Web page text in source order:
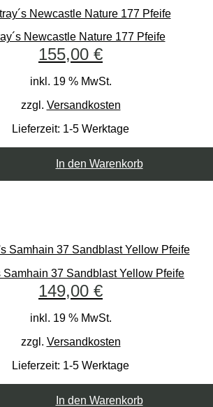
Newcastle Nature 177 Pfeife
155,00 €
inkl. 19 % MwSt.
zzgl. Versandkosten
Lieferzeit: 1-5 Werktage
In den Warenkorb
Samhain 37 Sandblast Yellow Pfeife
149,00 €
inkl. 19 % MwSt.
zzgl. Versandkosten
Lieferzeit: 1-5 Werktage
In den Warenkorb